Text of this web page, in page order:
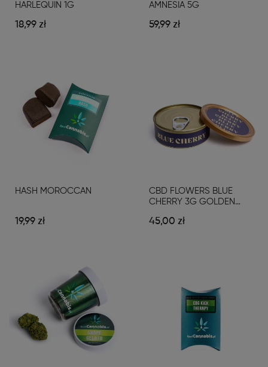
HARLEQUIN 1G
18,99 zł
AMNESIA 5G
59,99 zł
HASH MOROCCAN
19,99 zł
CBD FLOWERS BLUE
CHERRY 3G GOLDEN
45,00 zł